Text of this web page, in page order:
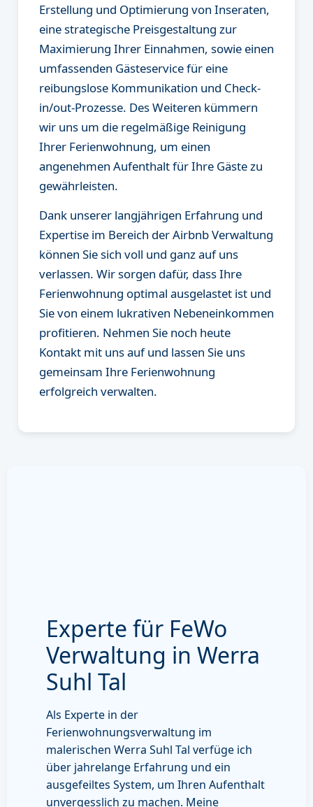
Erstellung und Optimierung von Inseraten,
eine strategische Preisgestaltung zur
Maximierung Ihrer Einnahmen, sowie einen
umfassenden Gästeservice für eine
reibungslose Kommunikation und Check-
in/out-Prozesse. Des Weiteren kümmern
wir uns um die regelmäßige Reinigung
Ihrer Ferienwohnung, um einen
angenehmen Aufenthalt für Ihre Gäste zu
gewährleisten.
Dank unserer langjährigen Erfahrung und
Expertise im Bereich der Airbnb Verwaltung
können Sie sich voll und ganz auf uns
verlassen. Wir sorgen dafür, dass Ihre
Ferienwohnung optimal ausgelastet ist und
Sie von einem lukrativen Nebeneinkommen
profitieren. Nehmen Sie noch heute
Kontakt mit uns auf und lassen Sie uns
gemeinsam Ihre Ferienwohnung
erfolgreich verwalten.
Experte für FeWo
Verwaltung in Werra
Suhl Tal
Als Experte in der
Ferienwohnungsverwaltung im
malerischen Werra Suhl Tal verfüge ich
über jahrelange Erfahrung und ein
ausgefeiltes System, um Ihren Aufenthalt
unvergesslich zu machen. Meine